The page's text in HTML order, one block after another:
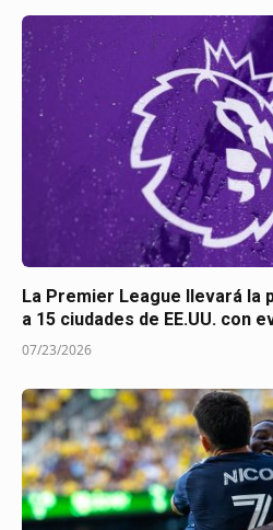
La Premier League llevará la
a 15 ciudades de EE.UU. con
07/23/2026